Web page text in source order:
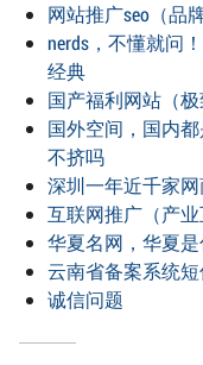
网站推广seo（品
nerds，不懂就问
经典
国产福利网站（极
国外空间，国内
不挤吗
深圳一年近千家
互联网推广（产业
华夏名网，华夏
云南省备案系统
诚信问题